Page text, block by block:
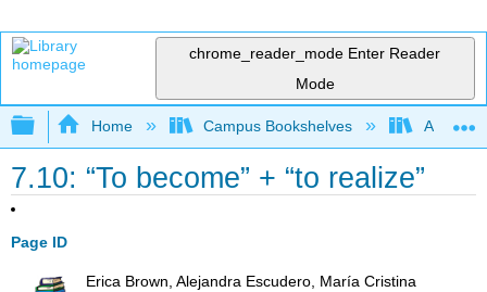
chrome_reader_mode Enter Reader
Mode
Expand/collapse global hierarchy
Home Campus Bookshelves
7.10: “To become” + “to realize”
Page ID
Erica Brown, Alejandra Escudero, María Cristina